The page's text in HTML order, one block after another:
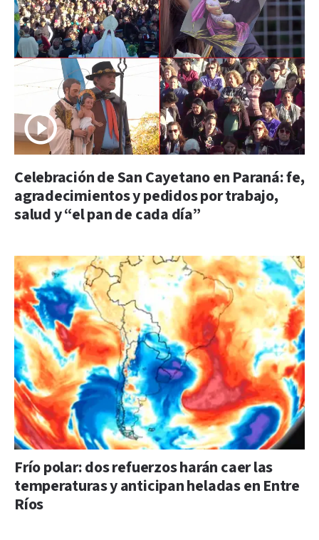
Celebración de San Cayetano en Paraná: fe,
agradecimientos y pedidos por trabajo,
salud y “el pan de cada día”
Frío polar: dos refuerzos harán caer las
temperaturas y anticipan heladas en Entre
Ríos